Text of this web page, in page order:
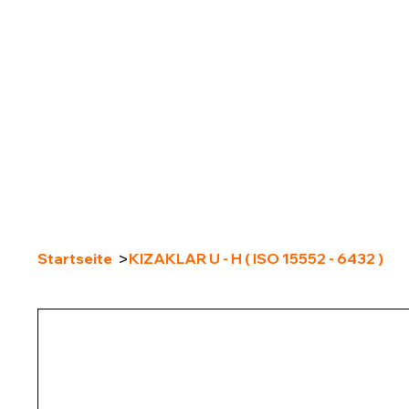
Startseite >KIZAKLAR U - H ( ISO 15552 - 6432 )